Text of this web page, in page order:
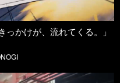
かけが、流れてくる。」